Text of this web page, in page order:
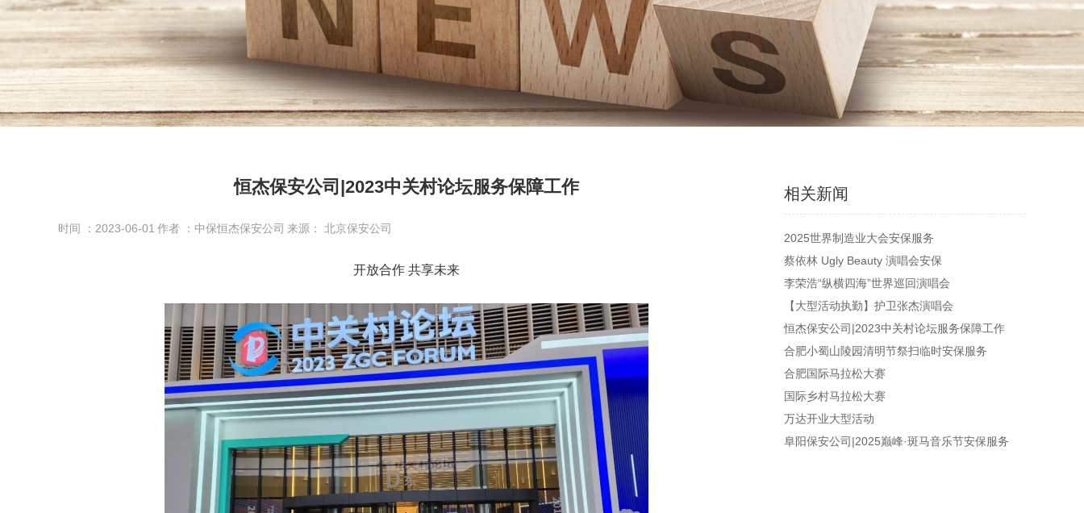
恒杰保安公司|2023中关村论坛服务保障工作
时间 ：2023-06-01 作者 ：中保恒杰保安公司 来源： 北京保安公司
开放合作 共享未来
相关新闻
2025世界制造业大会安保服务
蔡依林 Ugly Beauty 演唱会安保
李荣浩“纵横四海”世界巡回演唱会
【大型活动执勤】护卫张杰演唱会
恒杰保安公司|2023中关村论坛服务保障工作
合肥小蜀山陵园清明节祭扫临时安保服务
合肥国际马拉松大赛
国际乡村马拉松大赛
万达开业大型活动
阜阳保安公司|2025巅峰·斑马音乐节安保服务